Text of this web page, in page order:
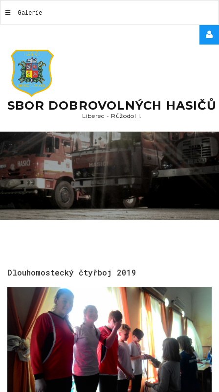
SBOR DOBROVOLNÝCH HASIČŮ
Liberec - Růžodol I.
Galerie
Dlouhomostecký čtyřboj 2019
REMEMBER
ME
your